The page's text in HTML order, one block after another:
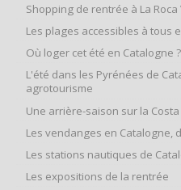
Shopping de rentrée à La Roca
Les plages accessibles à tous
Où loger cet été en Catalogne ?
L'été dans les Pyrénées de
agrotourisme
Une arrière-saison sur la
Les vendanges en Catalogne,
Les stations nautiques de
Les expositions de la rentrée